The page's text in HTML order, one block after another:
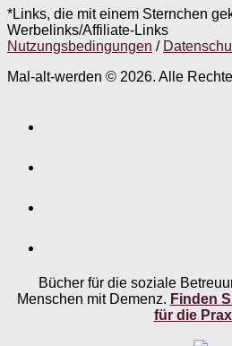
*Links, die mit einem Sternchen
Werbelinks/Affiliate-Links
Nutzungsbedingungen /
Mal-alt-werden © 2026. Alle
Bücher für die soziale
Menschen mit Demenz. Finden
für die